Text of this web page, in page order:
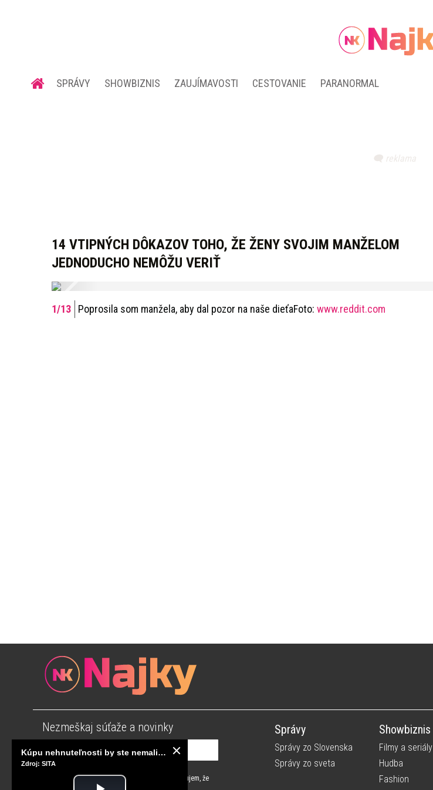
SPRÁVY SHOWBIZNIS ZAUJÍMAVOSTI CESTOVANIE PARANORMAL
14 VTIPNÝCH DÔKAZOV TOHO, ŽE ŽENY SVOJIM MANŽELOM
JEDNODUCHO NEMÔŽU VERIŤ
Poprosila som manžela, aby dal pozor na naše dieťaFoto: www.reddit.com
Kúpu nehnuteľnosti by ste nemali odkladať, NBS plánuje sprísniť pravidlá pri hypotékach
Zdroj: SITA
Nezmeškaj súťaže a novinky
Súhlasím spodmienkami používania
a potvrdzujem, že
Správy
Správy zo Slovenska
Správy zo sveta
Showbiznis
Filmy a seriály
Hudba
Fashion